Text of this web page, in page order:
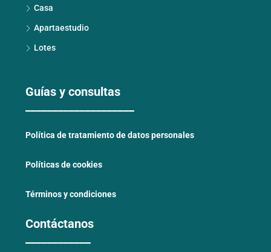
Casa
Apartaestudio
Lotes
Guías y consultas
Política de tratamiento de datos personales
Políticas de cookies
Términos y condiciones
Contáctanos